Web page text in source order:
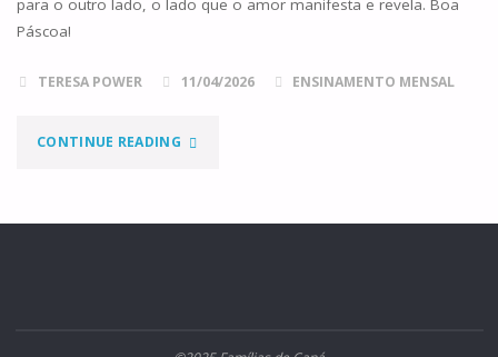
para o outro lado, o lado que o amor manifesta e revela. Boa
Páscoa!
TERESA POWER 11/04/2026 ENSINAMENTO MENSAL
CONTINUE READING"O
PÉS"